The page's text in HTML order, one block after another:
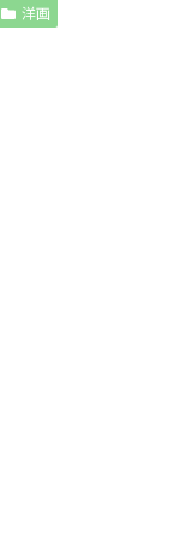
洋画